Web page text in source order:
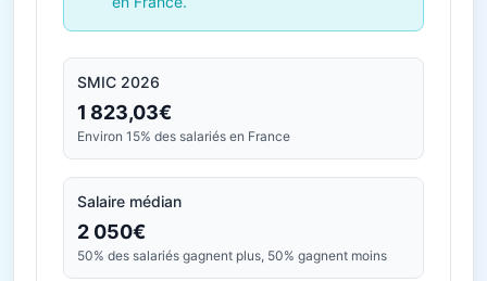
SMIC 2026
1 823,03€
Environ 15% des salariés en France
Salaire médian
2 050€
50% des salariés gagnent plus, 50% gagnent moins